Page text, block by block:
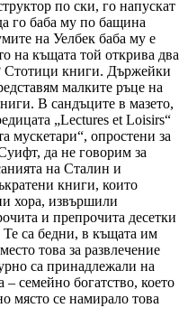
по ски, го напускат
го баба му по бащина
на Уелбек баба му е
на къщата той открива два
Стотици книги. Държейки
малките ръце на
В сандъците в мазето,
„Lectures et Loisirs“
мускетари“, опростени за
да не говорим за
на Сталин и
книги, които
хора, извършили
и препрочита десетки
са бедни, в къщата им
това за развлечение
са принадлежали на
семейно богатство, което
място се намирало това